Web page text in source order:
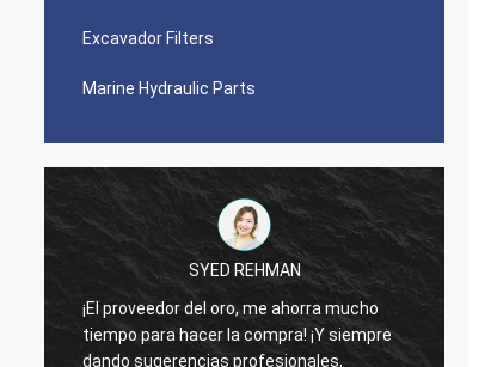
Excavador Filters
Marine Hydraulic Parts
SYED REHMAN
¡El proveedor del oro, me ahorra mucho
tiempo para hacer la compra! ¡Y siempre
dando sugerencias profesionales,